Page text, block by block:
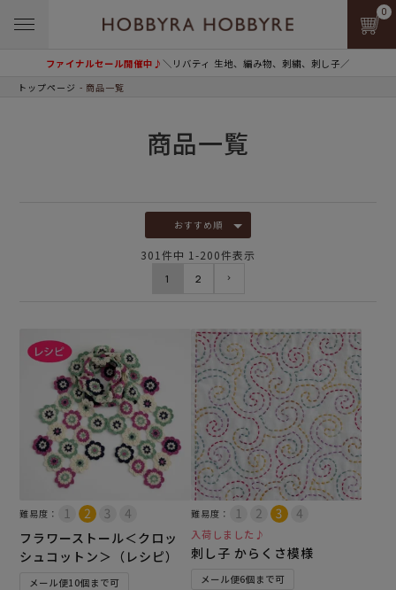
ファイナルセール開催中♪＼リバティ 生地、編み物、刺繍、刺し子／
0
トップページ 商品一覧
商品一覧
おすすめ順
301 件中 1 -200件表示
1 2
難易度：
フラワーストール＜クロッ
シュコットン＞（レシピ）
メール便10個まで可
難易度：
入荷しました♪
刺し子 からくさ模様
メール便6個まで可